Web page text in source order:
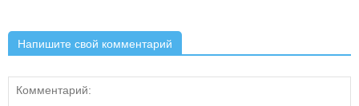
Напишите свой комментарий